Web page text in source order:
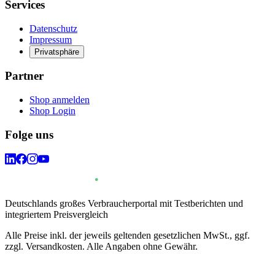
Services
Datenschutz
Impressum
Privatsphäre
Partner
Shop anmelden
Shop Login
Folge uns
Deutschlands großes Verbraucherportal mit Testberichten und
integriertem Preisvergleich
Alle Preise inkl. der jeweils geltenden gesetzlichen MwSt., ggf.
zzgl. Versandkosten. Alle Angaben ohne Gewähr.